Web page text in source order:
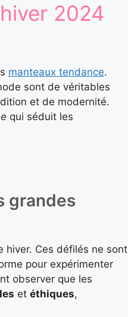
2024
manteaux tendance.
sont de véritables
et de modernité.
qui séduit les
grandes
hiver. Ces défilés ne sont
pour expérimenter
observer que les
et éthiques,